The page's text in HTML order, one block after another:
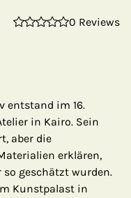
0 Reviews
entstand im 16.
in Kairo. Sein
aber die
erklären,
geschätzt wurden.
Kunstpalast in